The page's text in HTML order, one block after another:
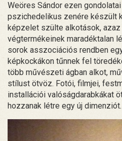
Weöres Sándor ezen
pszichedelikus zenére készült
képzelet szülte alkotások,
végtermékeinek maradéktalan
sorok asszociációs rendben
képkockákon tűnnek fel
több művészeti ágban alkot,
stílust ötvöz. Fotói, filmjei,
installációi valóságdarabkákat
hozzanak létre egy új dimenziót.